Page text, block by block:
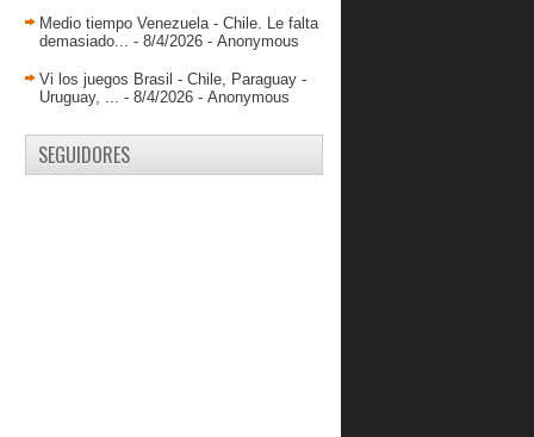
Fernando Fuenmayor anotó 9 puntos
Gladiadores frenó a Supersónicos y
mantiene su inv...
DANZ hilvanó su cuarta victoria
consecutiva
Medio tiempo Venezuela - Chile. Le falta
demasiado... - 8/4/2026 - Anonymous
Vi los juegos Brasil - Chile, Paraguay -
Uruguay, ... - 8/4/2026 - Anonymous
SEGUIDORES